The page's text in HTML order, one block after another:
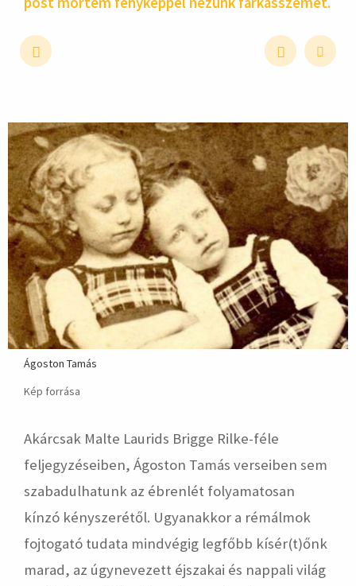
hirdetés
Ágoston Tamás
Kép forrása
Akárcsak Malte Laurids Brigge Rilke-féle
feljegyzéseiben, Ágoston Tamás verseiben sem
szabadulhatunk az ébrenlét folyamatosan
kínzó kényszerétől. Ugyanakkor a rémálmok
fojtogató tudata mindvégig legfőbb kísér(t)őnk
marad, az úgynevezett éjszakai és nappali világ